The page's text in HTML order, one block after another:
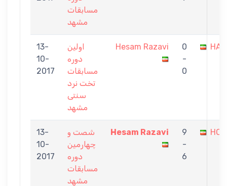
مسابقات
مشهد
13-
10-
2017
اولین
دوره
مسابقات
تخت نرد
سنتی
مشهد
Hesam Razavi
0
-
0
13-
10-
2017
شصت و
چهارمین
دوره
مسابقات
مشهد
Hesam Razavi
9
-
6